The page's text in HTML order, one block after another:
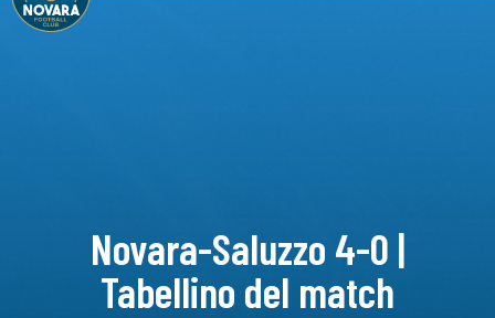
Novara-Saluzzo 4-0 |
Tabellino del match